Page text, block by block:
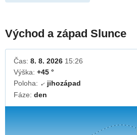
Východ a západ Slunce
Čas: 8. 8. 2026 15:26
Výška: +45 °
Poloha: ↓jihozápad
Fáze: den